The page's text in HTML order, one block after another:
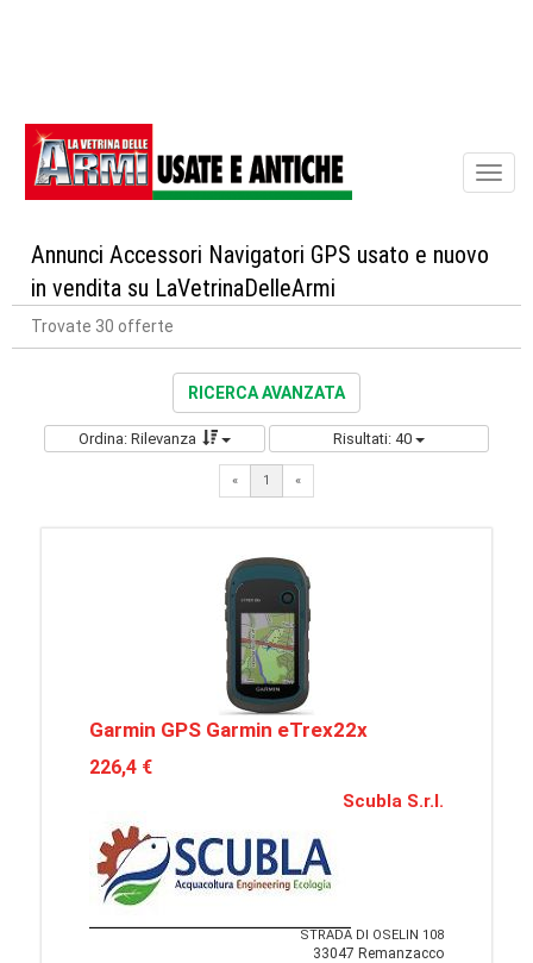
Annunci Accessori Navigatori GPS usato e nuovo
in vendita su LaVetrinaDelleArmi
Trovate 30 offerte
RICERCA AVANZATA
Ordina: Rilevanza Risultati: 40
« 1 «
Garmin GPS Garmin eTrex22x
226,4 €
Scubla S.r.l.
STRADA DI OSELIN 108
33047 Remanzacco